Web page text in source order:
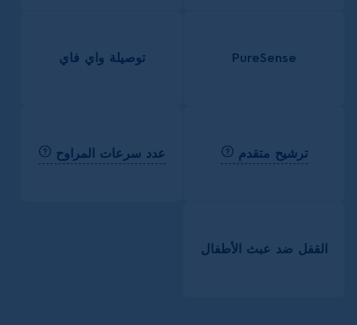
PureSense توصيلة واي فاي
ترشيح متقدم عدد سرعات المراوح
القفل ضد عبث الأطفال